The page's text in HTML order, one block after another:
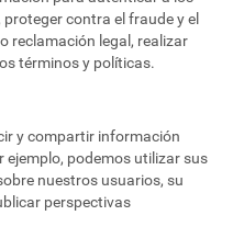
contra el fraude y el
reclamación legal, realizar
términos y políticas.
y compartir información
ejemplo, podemos utilizar sus
nuestros usuarios, su
perspectivas